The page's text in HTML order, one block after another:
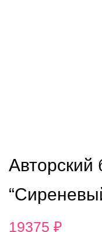
Авторский
19375 ₽